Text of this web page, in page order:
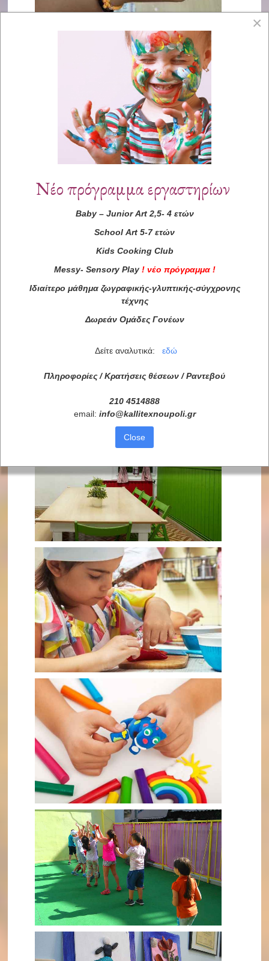
×
Νέο πρόγραμμα εργαστηρίων
Baby– Junior Art2,5- 4 ετών
School Art 5-7 ετών
Kids Cooking Club
Messy- Sensory Play ! νέο πρόγραμμα !
Ιδιαίτερο μάθημα ζωγραφικής-γλυπτικής-σύγχρονης
τέχνης
Δωρεάν Ομάδες Γονέων
Δείτε αναλυτικά: εδώ
Πληροφορίες / Κρατήσεις θέσεων / Ραντεβού
210 4514888
email: info@kallitexnoupoli.gr
Close